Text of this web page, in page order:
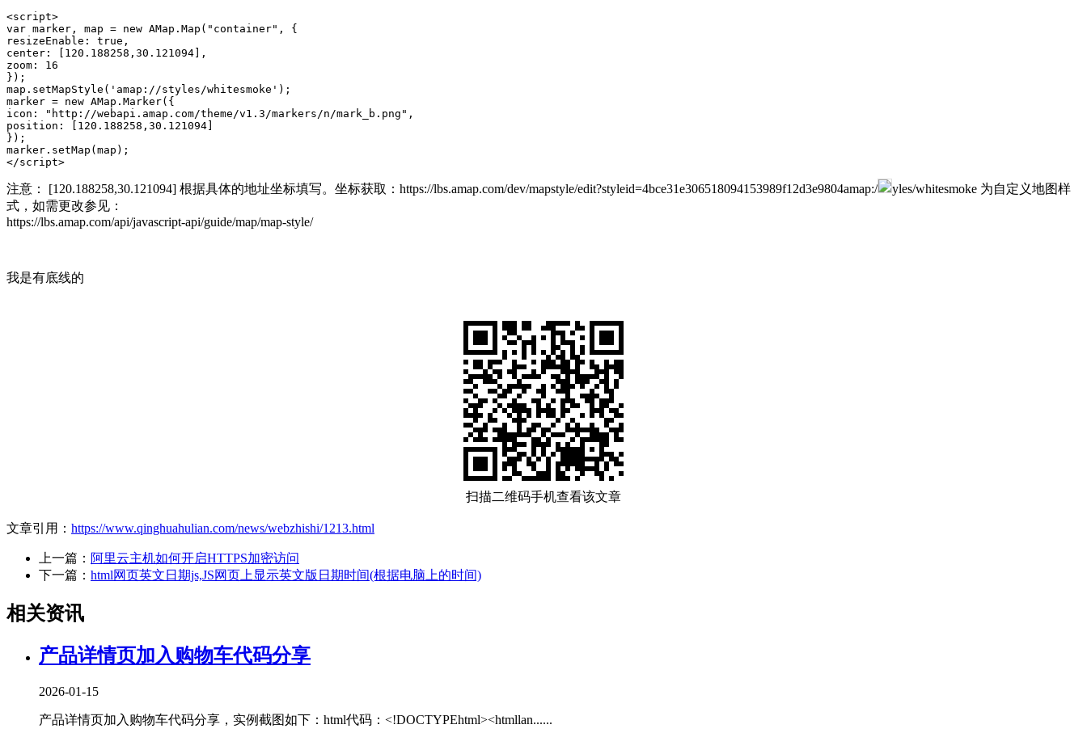
<script>
var marker, map = new AMap.Map("container", {
resizeEnable: true,
center: [120.188258,30.121094],
zoom: 16
});
map.setMapStyle('amap://styles/whitesmoke');
marker = new AMap.Marker({
icon: "http://webapi.amap.com/theme/v1.3/markers/n/mark_b.png",
position: [120.188258,30.121094]
});
marker.setMap(map);
</script>
注意： [120.188258,30.121094] 根据具体的地址坐标填写。坐标获取：https://lbs.amap.com/dev/mapstyle/edit?styleid=4bce31e306518094153989f12d3e9804amap:/
yles/whitesmoke 为自定义地图样
式，如需更改参见：
https://lbs.amap.com/api/javascript-api/guide/map/map-style/
我是有底线的
扫描二维码手机查看该文章
文章引用： https://www.qinghuahulian.com/news/webzhishi/1213.html
上一篇： 阿里云主机如何开启HTTPS加密访问
下一篇： html网页英文日期js,JS网页上显示英文版日期时间(根据电脑上的时间)
相关资讯
产品详情页加入购物车代码分享
2026-01-15
产品详情页加入购物车代码分享，实例截图如下：html代码：<!DOCTYPEhtml><htmllan......